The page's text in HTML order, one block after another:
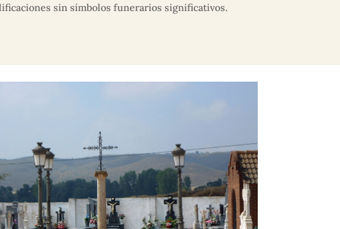
sin símbolos funerarios significativos.